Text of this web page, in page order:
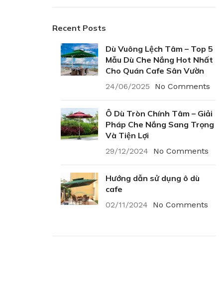
Recent Posts
Dù Vuông Lệch Tâm – Top 5
Mẫu Dù Che Nắng Hot Nhất
Cho Quán Cafe Sân Vườn
24/06/2025 No Comments
Ô Dù Tròn Chính Tâm – Giải
Pháp Che Nắng Sang Trọng
Và Tiện Lợi
29/12/2024 No Comments
Hướng dẫn sử dụng ô dù
cafe
02/11/2024 No Comments